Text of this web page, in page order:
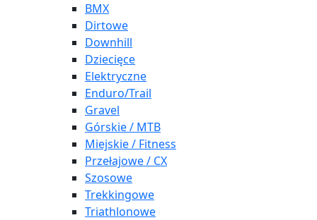
BMX
Dirtowe
Downhill
Dziecięce
Elektryczne
Enduro/Trail
Gravel
Górskie / MTB
Miejskie / Fitness
Przełajowe / CX
Szosowe
Trekkingowe
Triathlonowe